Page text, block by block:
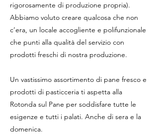
rigorosamente di produzione propria).
Abbiamo voluto creare qualcosa che non
c’era, un locale accogliente e polifunzionale
che punti alla qualità del servizio con
prodotti freschi di nostra produzione.
Un vastissimo assortimento di pane fresco e
prodotti di pasticceria ti aspetta alla
Rotonda sul Pane per soddisfare tutte le
esigenze e tutti i palati. Anche di sera e la
domenica.